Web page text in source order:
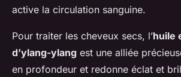
active la circulation sanguine.
Pour traiter les cheveux secs, l’huile
d’ylang-ylang est une alliée
en profondeur et redonne éclat et